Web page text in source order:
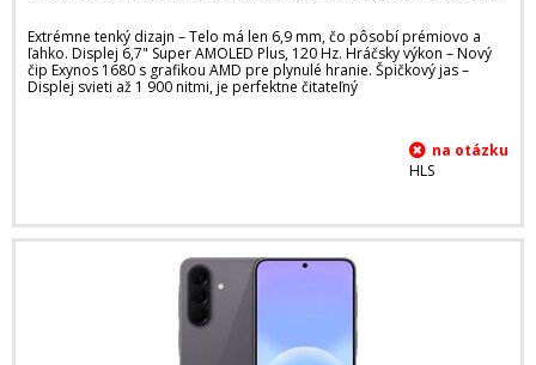
Extrémne tenký dizajn – Telo má len 6,9 mm, čo pôsobí prémiovo a
ľahko. Displej 6,7" Super AMOLED Plus, 120 Hz. Hráčsky výkon – Nový
čip Exynos 1680 s grafikou AMD pre plynulé hranie. Špičkový jas –
Displej svieti až 1 900 nitmi, je perfektne čitateľný
HLS